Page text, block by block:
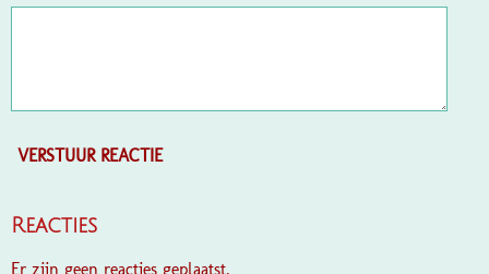
VERSTUUR REACTIE
Reacties
Er zijn geen reacties geplaatst.